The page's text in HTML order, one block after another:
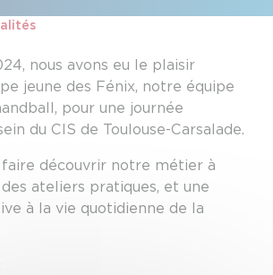
nous avons eu le plaisir
jeune des Fénix, notre équipe
pour une journée
du CIS de Toulouse-Carsalade.
faire découvrir notre métier à
ateliers pratiques, et une
à la vie quotidienne de la